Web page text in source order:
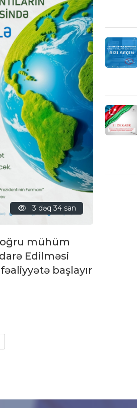
3 dəq 34 san
mühüm
Edilməsi
başlayır